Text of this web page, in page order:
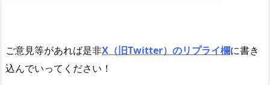
ご意見等があれば是非X（旧Twitter）のリプライ欄に書き
込んでいってください！